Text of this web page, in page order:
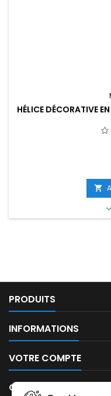
HÉLICE DÉCORATIVE

PRODUITS
INFORMATIONS
VOTRE COMPTE
CONTACT